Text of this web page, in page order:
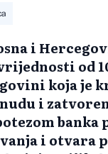
i
od
koja je
i
banka
i otvara